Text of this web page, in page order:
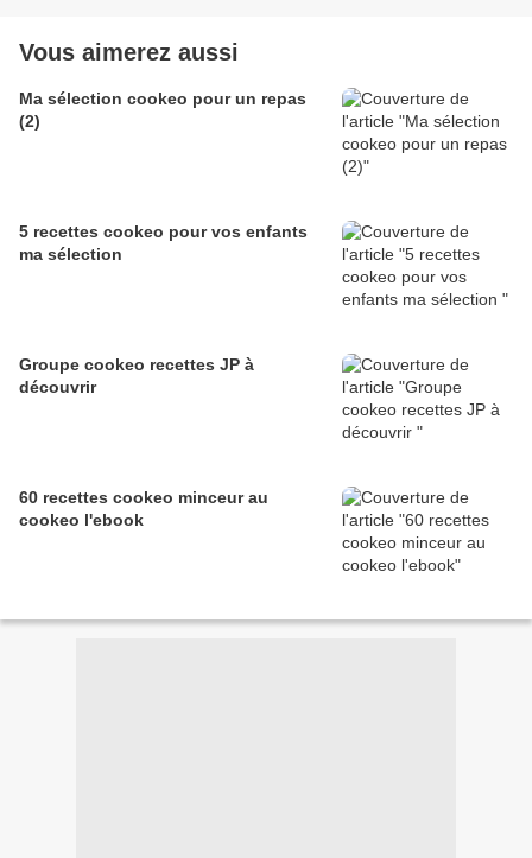
Vous aimerez aussi
Ma sélection cookeo pour un repas
(2)
5 recettes cookeo pour vos enfants
ma sélection
Groupe cookeo recettes JP à
découvrir
60 recettes cookeo minceur au
cookeo l'ebook